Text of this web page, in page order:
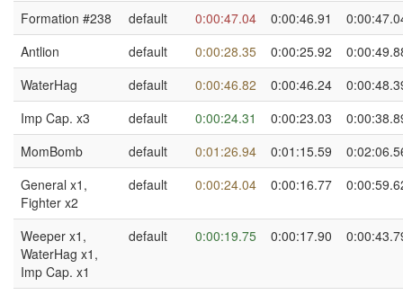
Formation #238 default 0:00:47.04 0:00:46.91
Antlion
default 0:00:28.35 0:00:25.92
WaterHag
default 0:00:46.82 0:00:46.24
Imp Cap. x3
default 0:00:24.31 0:00:23.03
MomBomb
default 0:01:26.94 0:01:15.59
General x1,
Fighter x2
default 0:00:24.04 0:00:16.77
Weeper x1,
WaterHag x1,
Imp Cap. x1
default 0:00:19.75 0:00:17.90